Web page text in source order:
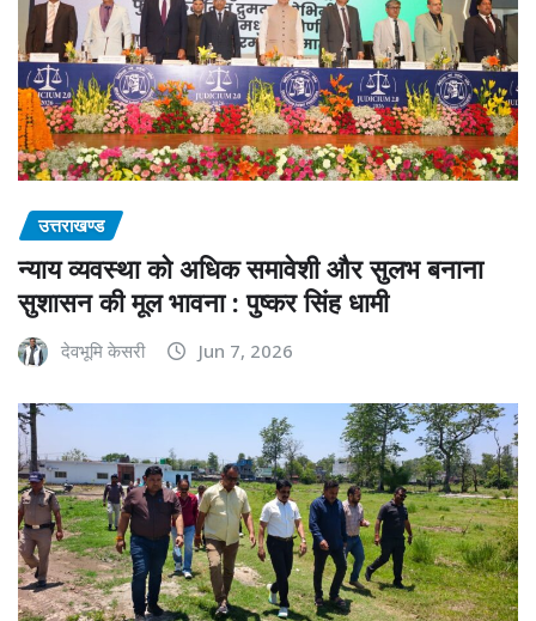
उत्तराखण्ड
न्याय व्यवस्था को अधिक समावेशी और सुलभ बनाना
सुशासन की मूल भावना : पुष्कर सिंह धामी
देवभूमि केसरी Jun 7, 2026